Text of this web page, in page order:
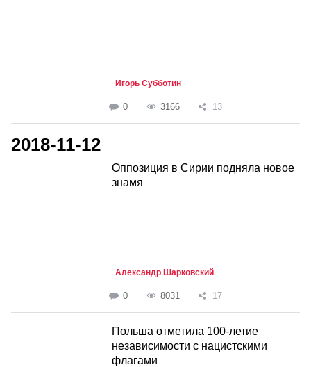
Игорь Субботин
0 3166 13
2018-11-12
Оппозиция в Сирии подняла новое
знамя
Александр Шарковский
0 8031 17
Польша отметила 100-летие
независимости с нацистскими
флагами